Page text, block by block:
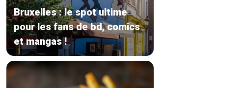
Bruxelles : le spot ultime
pour les fans de bd, comics
et mangas !